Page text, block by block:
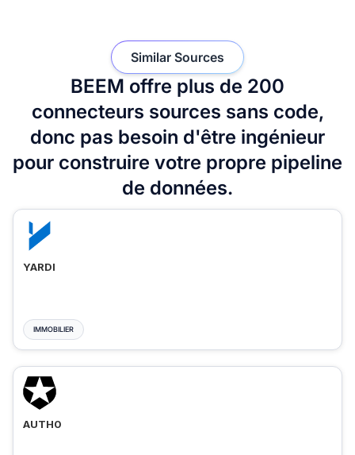
BEEM offre plus de 200
connecteurs sources sans code,
donc pas besoin d'être ingénieur
pour construire votre propre pipeline
de données.
Similar Sources
YARDI
IMMOBILIER
AUTH0